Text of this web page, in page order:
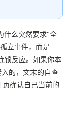
什么突然要求"全
立事件，而是
锁反应。如果你本
的，文末的自查
页确认自己当前的